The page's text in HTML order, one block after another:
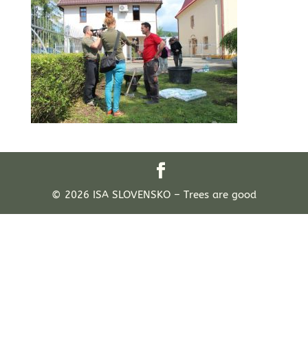
© 2026 ISA SLOVENSKO – Trees are good